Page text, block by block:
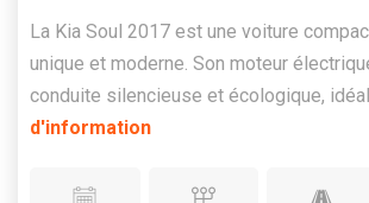
La Kia Soul 2017 est une voiture
unique et moderne. Son moteur
conduite silencieuse et écologique,
d'information